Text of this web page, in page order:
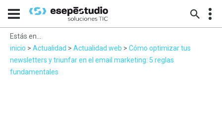
Estás en...
inicio > Actualidad > Actualidad web > Cómo optimizar tus
newsletters y triunfar en el email marketing: 5 reglas
fundamentales